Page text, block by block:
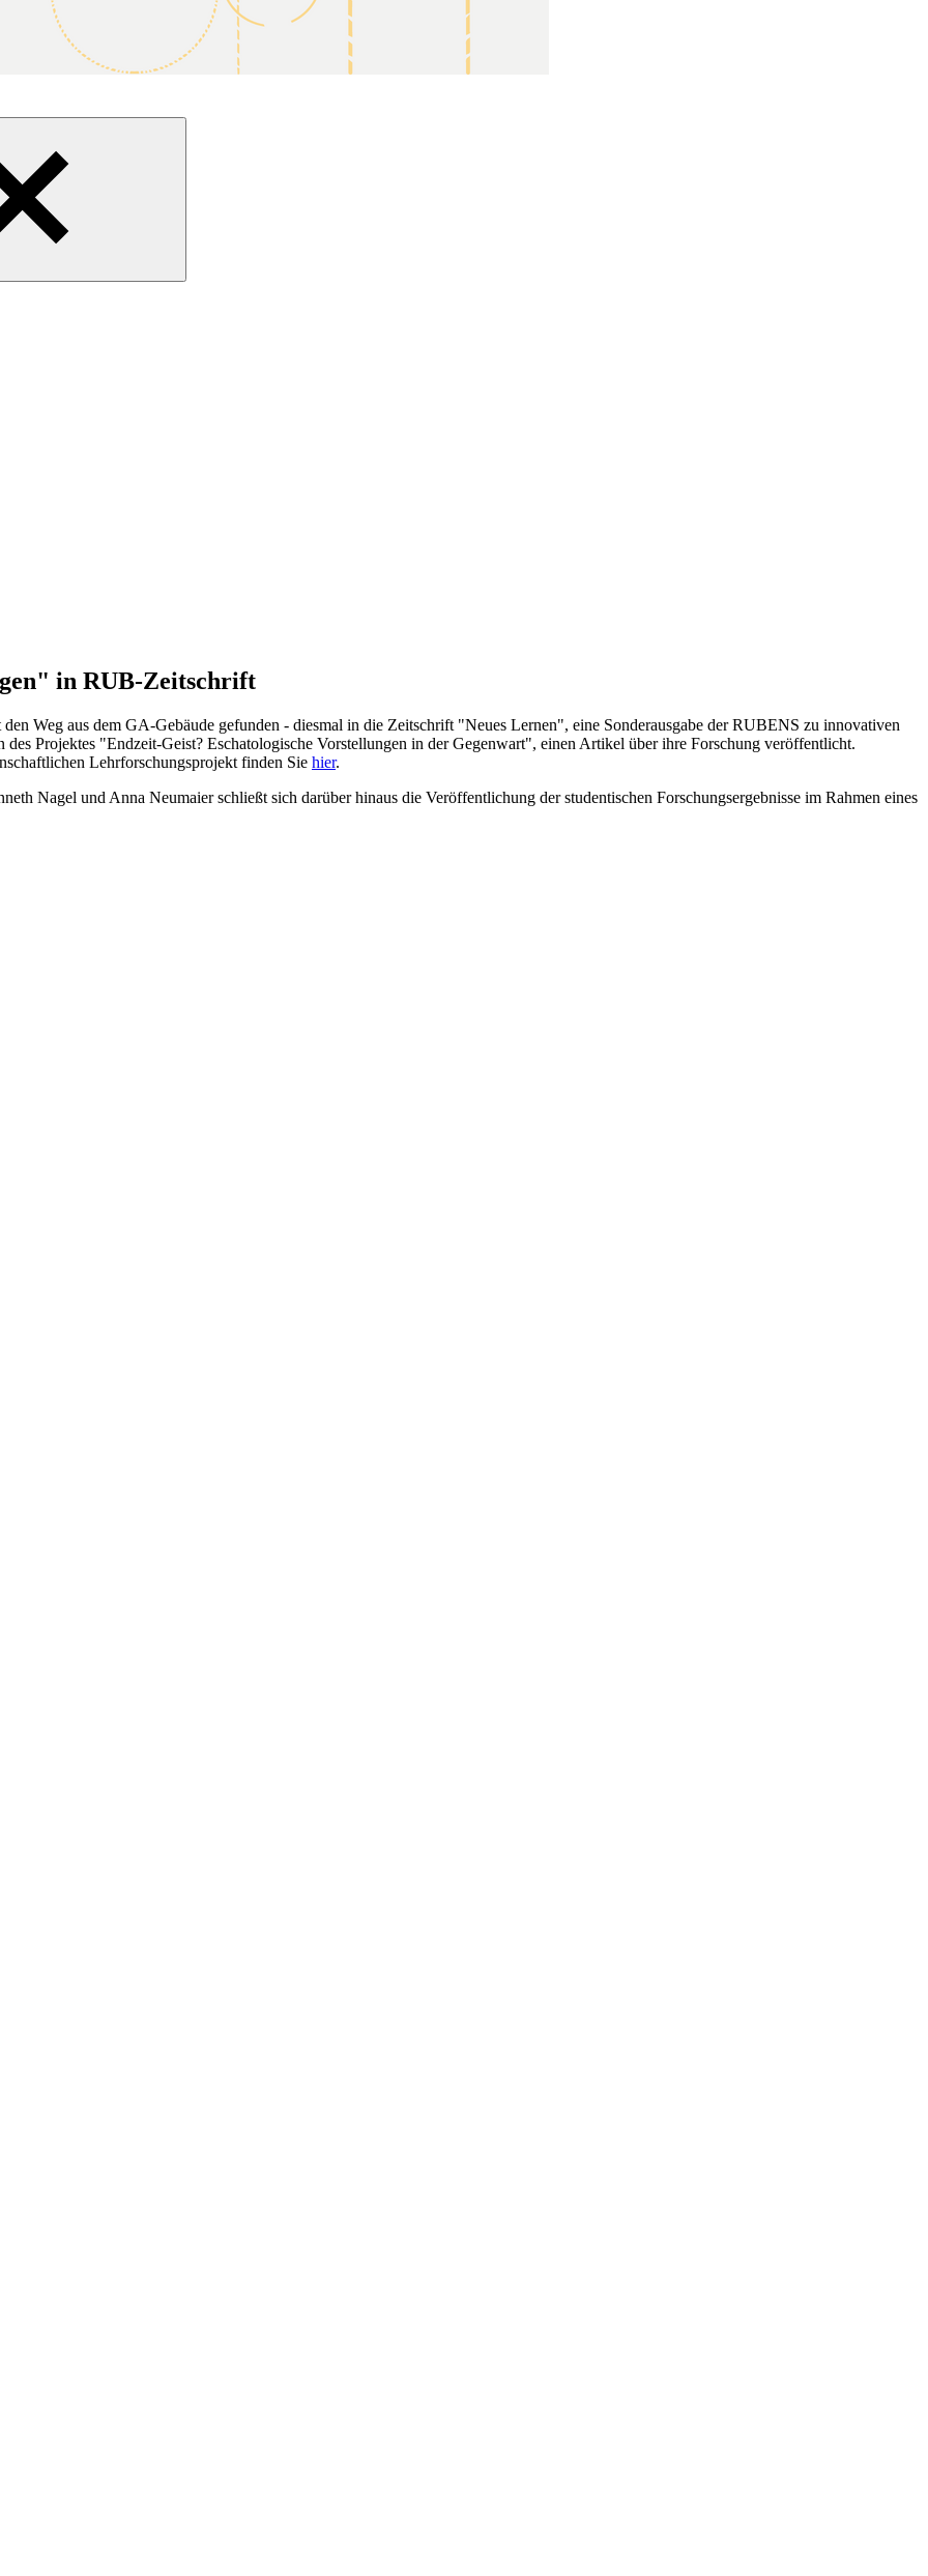
in RUB-Zeitschrift
Weg aus dem GA-Gebäude gefunden - diesmal in die Zeitschrift "Neues Lernen", eine Sonderausgabe der RUBENS zu innovativen
Projektes "Endzeit-Geist? Eschatologische Vorstellungen in der Gegenwart", einen Artikel über ihre Forschung veröffentlicht.
Lehrforschungsprojekt finden Sie hier.
Nagel und Anna Neumaier schließt sich darüber hinaus die Veröffentlichung der studentischen Forschungsergebnisse im Rahmen eines